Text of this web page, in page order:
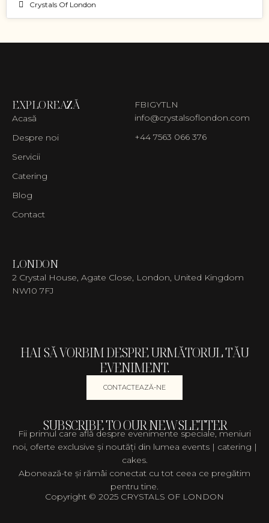
Crystals Of London
EXPLOREAZĂ
Acasă
Despre noi
Servicii
Catering
Blog
Contact
FBIGYTLN
info@crystalsoflondon.com
+44 7563 066 376
LONDON
2 Crystal House, Agate Close, London, United Kingdom
NW10 7FJ
HAI SĂ VORBIM DESPRE URMĂTORUL TĂU
EVENIMENT.
CONTACTEAZĂ-NE
SUBSCRIBE TO OUR NEWSLETTER
Fii primul care află despre evenimente speciale, meniuri
noi, oferte exclusive și noutăți din lumea events | catering |
cakes.
Abonează-te și rămâi conectat cu tot ceea ce pregătim
pentru tine.
Copyright © 2025 CRYSTALS OF LONDON